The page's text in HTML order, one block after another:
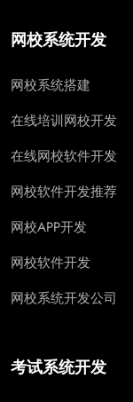
网校系统开发
网校系统搭建
在线培训网校开发
在线网校软件开发
网校软件开发推荐
网校APP开发
网校软件开发
网校系统开发公司
考试系统开发